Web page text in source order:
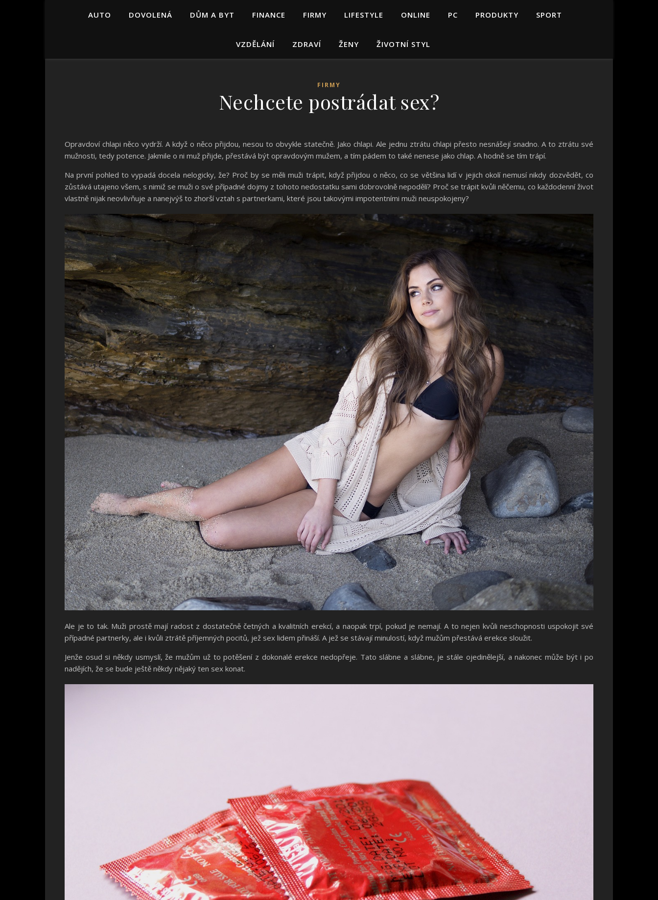
AUTO DOVOLENÁ DŮM A BYT FINANCE FIRMY LIFESTYLE ONLINE PC PRODUKTY SPORT
VZDĚLÁNÍ ZDRAVÍ ŽENY ŽIVOTNÍ STYL
FIRMY
Nechcete postrádat sex?
Opravdoví chlapi něco vydrží. A když o něco přijdou, nesou to obvykle statečně. Jako chlapi. Ale jednu ztrátu chlapi přesto nesnášejí snadno. A to ztrátu své
mužnosti, tedy potence. Jakmile o ni muž přijde, přestává být opravdovým mužem, a tím pádem to také nenese jako chlap. A hodně se tím trápí.
Na první pohled to vypadá docela nelogicky, že? Proč by se měli muži trápit, když přijdou o něco, co se většina lidí v jejich okolí nemusí nikdy dozvědět, co
zůstává utajeno všem, s nimiž se muži o své případné dojmy z tohoto nedostatku sami dobrovolně nepodělí? Proč se trápit kvůli něčemu, co každodenní život
vlastně nijak neovlivňuje a nanejvýš to zhorší vztah s partnerkami, které jsou takovými impotentními muži neuspokojeny?
Ale je to tak. Muži prostě mají radost z dostatečně četných a kvalitních erekcí, a naopak trpí, pokud je nemají. A to nejen kvůli neschopnosti uspokojit své
případné partnerky, ale i kvůli ztrátě příjemných pocitů, jež sex lidem přináší. A jež se stávají minulostí, když mužům přestává erekce sloužit.
Jenže osud si někdy usmyslí, že mužům už to potěšení z dokonalé erekce nedopřeje. Tato slábne a slábne, je stále ojedinělejší, a nakonec může být i po
nadějích, že se bude ještě někdy nějaký ten sex konat.